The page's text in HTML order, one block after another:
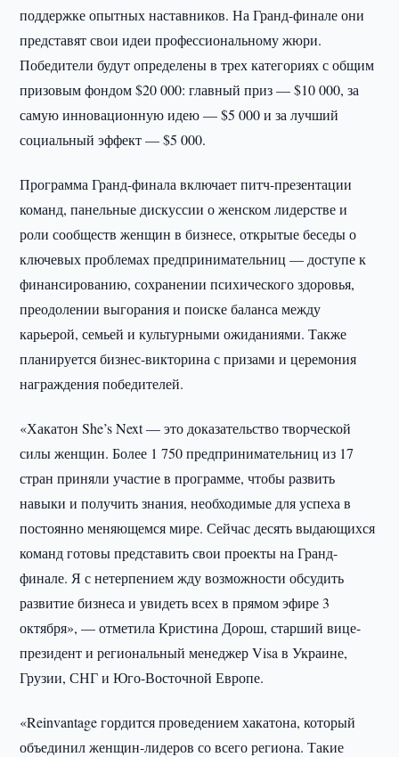
поддержке опытных наставников. На Гранд-финале они
представят свои идеи профессиональному жюри.
Победители будут определены в трех категориях с общим
призовым фондом $20 000: главный приз — $10 000, за
самую инновационную идею — $5 000 и за лучший
социальный эффект — $5 000.
Программа Гранд-финала включает питч-презентации
команд, панельные дискуссии о женском лидерстве и
роли сообществ женщин в бизнесе, открытые беседы о
ключевых проблемах предпринимательниц — доступе к
финансированию, сохранении психического здоровья,
преодолении выгорания и поиске баланса между
карьерой, семьей и культурными ожиданиями. Также
планируется бизнес-викторина с призами и церемония
награждения победителей.
«Хакатон She’s Next — это доказательство творческой
силы женщин. Более 1 750 предпринимательниц из 17
стран приняли участие в программе, чтобы развить
навыки и получить знания, необходимые для успеха в
постоянно меняющемся мире. Сейчас десять выдающихся
команд готовы представить свои проекты на Гранд-
финале. Я с нетерпением жду возможности обсудить
развитие бизнеса и увидеть всех в прямом эфире 3
октября», — отметила Кристина Дорош, старший вице-
президент и региональный менеджер Visa в Украине,
Грузии, СНГ и Юго-Восточной Европе.
«Reinvantage гордится проведением хакатона, который
объединил женщин-лидеров со всего региона. Такие